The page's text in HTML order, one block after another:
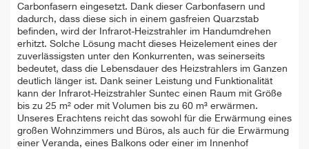
Carbonfasern eingesetzt. Dank dieser Carbonfasern und
dadurch, dass diese sich in einem gasfreien Quarzstab
befinden, wird der Infrarot-Heizstrahler im Handumdrehen
erhitzt. Solche Lösung macht dieses Heizelement eines der
zuverlässigsten unter den Konkurrenten, was seinerseits
bedeutet, dass die Lebensdauer des Heizstrahlers im Ganzen
deutlich länger ist. Dank seiner Leistung und Funktionalität
kann der Infrarot-Heizstrahler Suntec einen Raum mit Größe
bis zu 25 m² oder mit Volumen bis zu 60 m³ erwärmen.
Unseres Erachtens reicht das sowohl für die Erwärmung eines
großen Wohnzimmers und Büros, als auch für die Erwärmung
einer Veranda, eines Balkons oder einer im Innenhof